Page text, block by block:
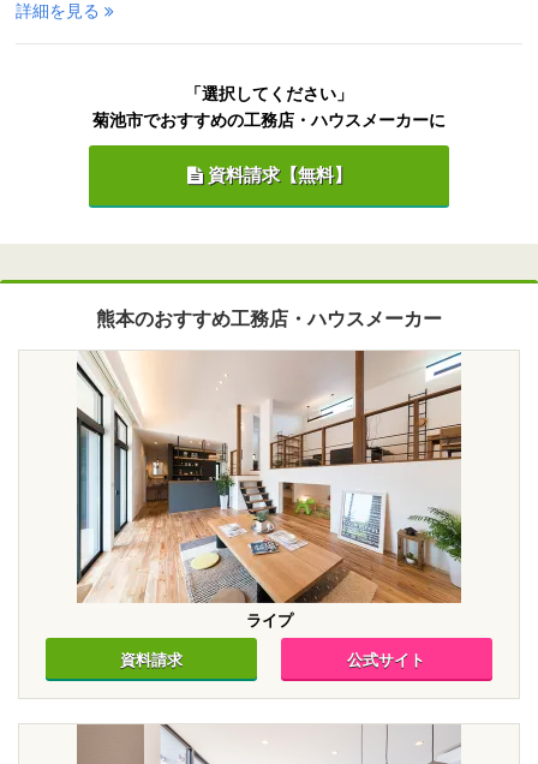
詳細を見る
「選択してください」
菊池市でおすすめの工務店・ハウスメーカーに
資料請求【無料】
熊本のおすすめ工務店・ハウスメーカー
ライプ
資料請求 公式サイト